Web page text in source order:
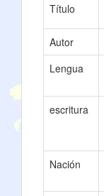
Título
Autor
Lengua
escritura
Nación